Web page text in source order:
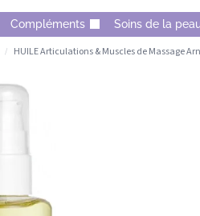
Compléments Soins de la
/ HUILE Articulations & Muscles de Massage